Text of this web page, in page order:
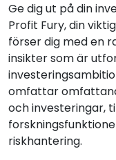
Ge dig ut på din
Profit Fury, din
förser dig med en
insikter som är
omfattar
och investeringar,
riskhantering.